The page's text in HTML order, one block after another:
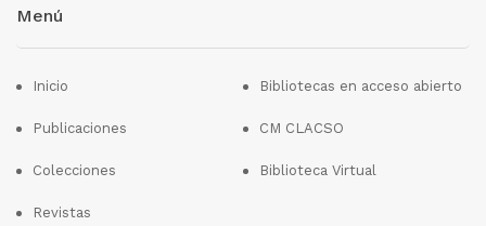
Menú
Inicio
Publicaciones
Colecciones
Revistas
Bibliotecas en acceso abierto
CM CLACSO
Biblioteca Virtual